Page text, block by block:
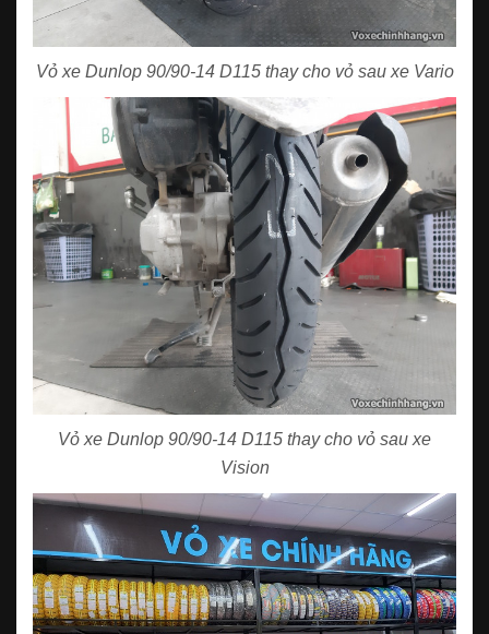
Vỏ xe Dunlop 90/90-14 D115 thay cho vỏ sau xe Vario
Vỏ xe Dunlop 90/90-14 D115 thay cho vỏ sau xe
Vision